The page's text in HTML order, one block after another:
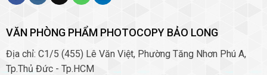
VĂN PHÒNG PHẨM PHOTOCOPY BẢO LONG
Địa chỉ: C1/5 (455) Lê Văn Việt, Phường Tăng Nhơn Phú A,
Tp.Thủ Đức - Tp.HCM